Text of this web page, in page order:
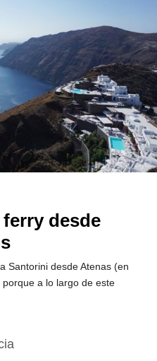
desde
Santorini desde Atenas (en
a lo largo de este